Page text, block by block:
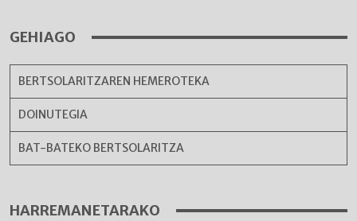
GEHIAGO
BERTSOLARITZAREN HEMEROTEKA
DOINUTEGIA
BAT-BATEKO BERTSOLARITZA
HARREMANETARAKO